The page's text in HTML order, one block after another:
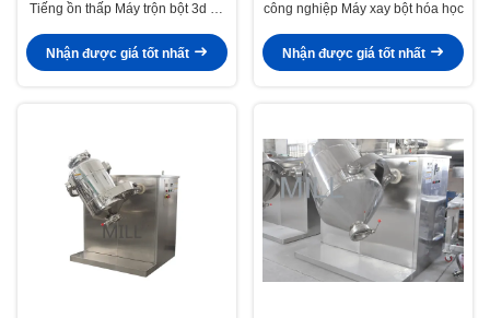
Tiếng ồn thấp Máy trộn bột 3d có
Nhận được giá tốt nhất
công nghiệp Máy xay bột hóa học
Nhận được giá tốt nhất